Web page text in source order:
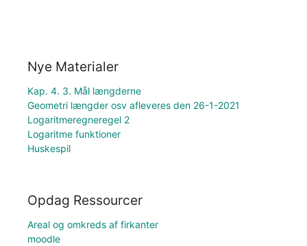
Nye Materialer
Kap. 4. 3. Mål længderne
Geometri længder osv afleveres den 26-1-2021
Logaritmeregneregel 2
Logaritme funktioner
Huskespil
Opdag Ressourcer
Areal og omkreds af firkanter
moodle